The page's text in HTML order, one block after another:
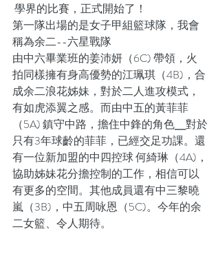
學界的比賽，正式開始了！
第一隊出場的是女子甲組籃球隊，我會
稱為余二--六星戰隊
由中六畢業班的姜沛妍（6C) 帶領，火
拍同樣擁有身高優勢的江珮琪（4B)，合
成余二浪花姊妹，對於二人進攻模式，
有如虎添翼之感。而由中五的黃菲菲
（5A) 鎮守中路，擔住中鋒的角色╴對於
只有3年球齡的菲菲，已經交足功課。還
有一位新加盟的中四控球 何綺琳（4A)，
協助姊妹花分擔控制的工作，相信可以
有更多的空間。其他成員還有中三黎曉
嵐（3B)，中五周咏恩（5C)。今年的余
二女籃、令人期待。